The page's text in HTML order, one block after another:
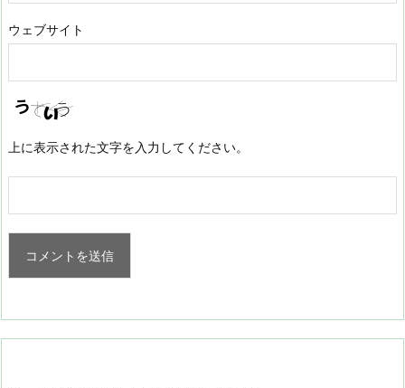
ウェブサイト
上に表示された文字を入力してください。